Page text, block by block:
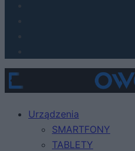
Urządzenia
SMARTFONY
TABLETY